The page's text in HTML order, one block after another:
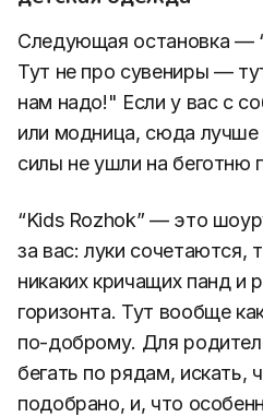
Следующая остановка —
Тут не про сувениры —
нам надо!" Если у вас с
или модница, сюда лучше
силы не ушли на беготню
“Kids Rozhok” — это
за вас: луки сочетаются,
никаких кричащих панд и
горизонта. Тут вообще
по-доброму. Для
бегать по рядам, искать,
подобрано, и, что